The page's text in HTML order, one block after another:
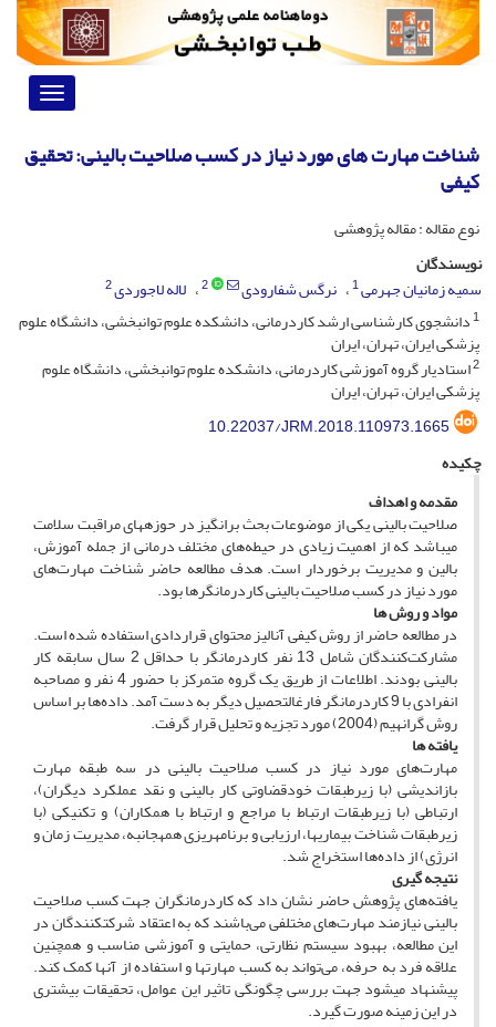
Toggle
شناخت مهارت های مورد نیاز در کسب صلاحیت بالینی: تحقیق
کیفی
نوع مقاله : مقاله پژوهشی
نویسندگان
سمیه زمانیان جهرمی1 نرگس شفارودی 2 لاله لاجوردی2
1دانشجوی کارشناسی ارشد کاردرمانی، دانشکده علوم توانبخشی، دانشگاه علوم
پزشکی ایران، تهران، ایران
2استادیار گروه آموزشی کاردرمانی، دانشکده علوم توانبخشی، دانشگاه علوم
پزشکی ایران، تهران، ایران
10.22037/JRM.2018.110973.1665
چکیده
مقدمه و اهداف
صلاحیت بالینی یکی از موضوعات بحث برانگیز در حوزه­های مراقبت‌ سلامت
می­باشد که از اهمیت زیادی در حیطه‌های مختلف درمانی از جمله آموزش،
بالین و مدیریت برخوردار است. هدف مطالعه حاضر شناخت مهارت‌های
مورد نیاز در کسب صلاحیت بالینی کاردرمانگرها بود.
مواد و روش­ ها
در مطالعه حاضر از روش کیفی آنالیز محتوای قراردادی استفاده شده است.
مشار‌کت‌کنندگان شامل 13 نفر کاردرمانگر با حداقل 2 سال سابقه کار
بالینی بودند. اطلاعات از طریق یک گروه متمرکز با حضور 4 نفر و مصاحبه
انفرادی با 9 کاردرمانگر فارغ­التحصیل دیگر به دست آمد. داده‌ها بر اساس
روش گرانهیم (2004) مورد تجزیه و تحلیل قرار گرفت.
یافته­ ها
مهارت‌های مورد نیاز در کسب صلاحیت بالینی در سه طبقه مهارت
بازاندیشی (با زیرطبقات خودقضاوتی کار بالینی و نقد عملکرد دیگران)،
ارتباطی (با زیرطبقات ارتباط با مراجع و ارتباط با همکاران) و تکنیکی (با
زیرطبقات شناخت بیماری­ها، ارزیابی و برنامه­ریزی همه­جانبه، مدیریت زمان و
انرژی) از داده‌ها استخراج شد.
نتیجه­ گیری
یافته‌های پژوهش حاضر نشان داد که کاردرمانگران جهت کسب صلاحیت
بالینی نیازمند مهارت‌های مختلفی می‌باشند که به اعتقاد شرکت­کنندگان در
این مطالعه، بهبود سیستم نظارتی، حمایتی و آموزشی مناسب و همچنین
علاقه فرد به حرفه، می‌تواند به کسب مهارت­ها و استفاده از آنها کمک کند.
پیشنهاد می­شود جهت بررسی چگونگی تاثیر این عوامل، تحقیقات بیشتری
در این زمینه صورت گیرد.